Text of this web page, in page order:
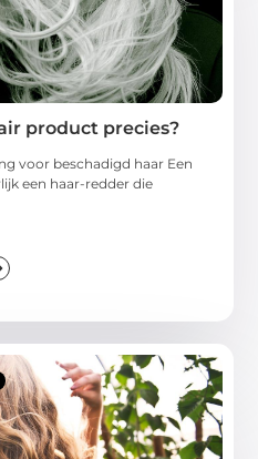
product precies?
voor beschadigd haar Een
een haar-redder die